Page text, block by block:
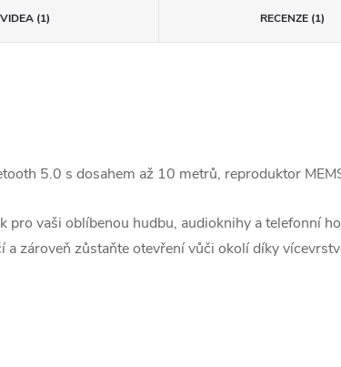
VIDEA (1) RECENZE (1)
5.0 s dosahem až 10 metrů, reproduktor
vaši oblíbenou hudbu, audioknihy a telefonní
zároveň zůstaňte otevření vůči okolí díky